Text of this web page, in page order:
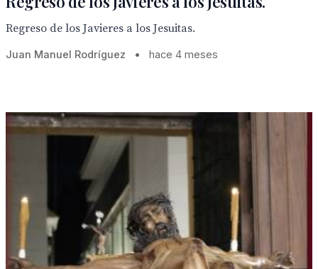
Regreso de los Javieres a los Jesuitas.
Juan Manuel Rodríguez • hace 4 meses